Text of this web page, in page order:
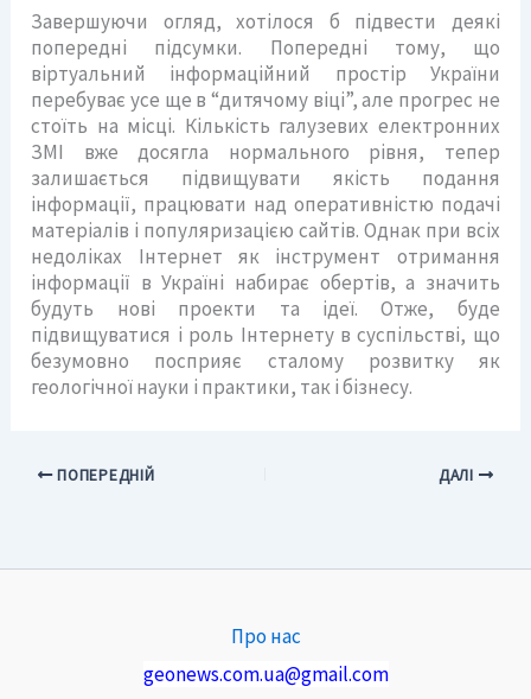
Завершуючи огляд, хотілося б підвести деякі
попередні підсумки. Попередні тому, що
віртуальний інформаційний простір України
перебуває усе ще в “дитячому віці”, але прогрес не
стоїть на місці. Кількість галузевих електронних
ЗМІ вже досягла нормального рівня, тепер
залишається підвищувати якість подання
інформації, працювати над оперативністю подачі
матеріалів і популяризацією сайтів. Однак при всіх
недоліках Інтернет як інструмент отримання
інформації в Україні набирає обертів, а значить
будуть нові проекти та ідеї. Отже, буде
підвищуватися і роль Інтернету в суспільстві, що
безумовно посприяє сталому розвитку як
геологічної науки і практики, так і бізнесу.
ПОПЕРЕДНІЙ ДАЛІ
Про нас
geonews.com.ua@gmail.com